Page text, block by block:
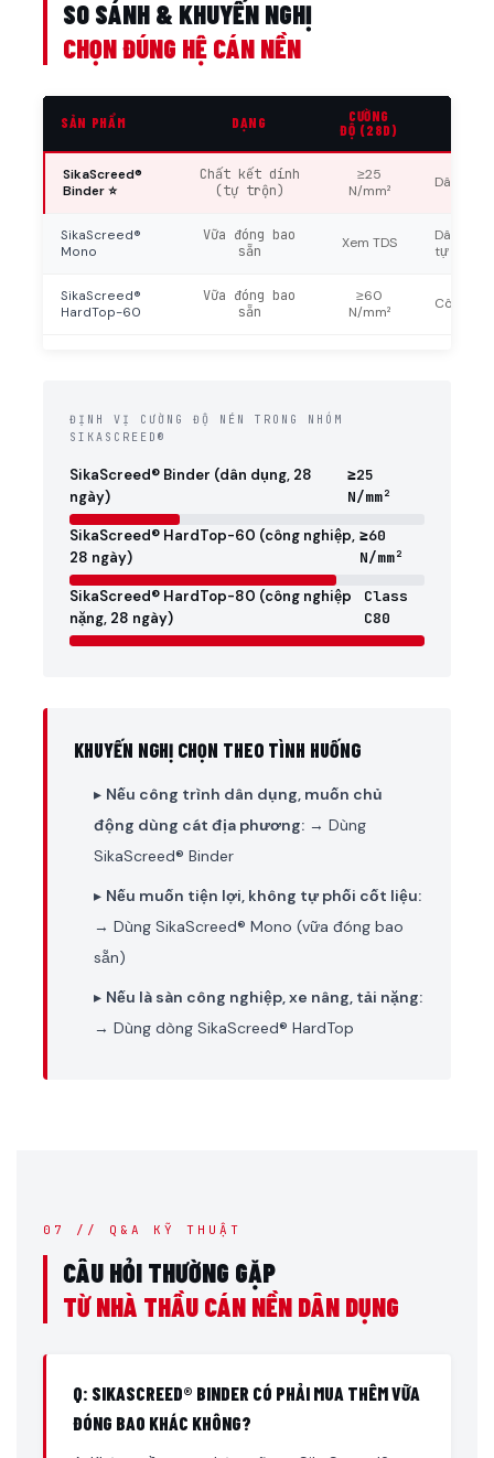
SO SÁNH & KHUYẾN NGHỊ
CHỌN ĐÚNG HỆ CÁN NỀN
SẢN PHẨM DẠNG
CƯỜNG
ĐỘ (28D)
SikaScreed®
Binder ⭐
Chất kết dính
(tự trộn)
≥25
N/mm²
Dân dụng
SikaScreed®
Mono
Vữa đóng bao
sẵn
Xem TDS
Dân
tự phối
SikaScreed®
HardTop-60
Vữa đóng bao
sẵn
≥60
N/mm²
Công
ĐỊNH VỊ CƯỜNG ĐỘ NÉN TRONG NHÓM
SIKASCREED®
SikaScreed® Binder (dân dụng, 28
ngày)
≥25
N/mm²
SikaScreed® HardTop-60 (công nghiệp,
28 ngày)
≥60
N/mm²
SikaScreed® HardTop-80 (công nghiệp
nặng, 28 ngày)
Class
C80
KHUYẾN NGHỊ CHỌN THEO TÌNH HUỐNG
▸ Nếu công trình dân dụng, muốn chủ
động dùng cát địa phương: → Dùng
SikaScreed® Binder
▸ Nếu muốn tiện lợi, không tự phối cốt liệu:
→ Dùng SikaScreed® Mono (vữa đóng bao
sẵn)
▸ Nếu là sàn công nghiệp, xe nâng, tải nặng:
→ Dùng dòng SikaScreed® HardTop
07 // Q&A KỸ THUẬT
CÂU HỎI THƯỜNG GẶP
TỪ NHÀ THẦU CÁN NỀN DÂN DỤNG
Q: SIKASCREED® BINDER CÓ PHẢI MUA THÊM VỮA
ĐÓNG BAO KHÁC KHÔNG?